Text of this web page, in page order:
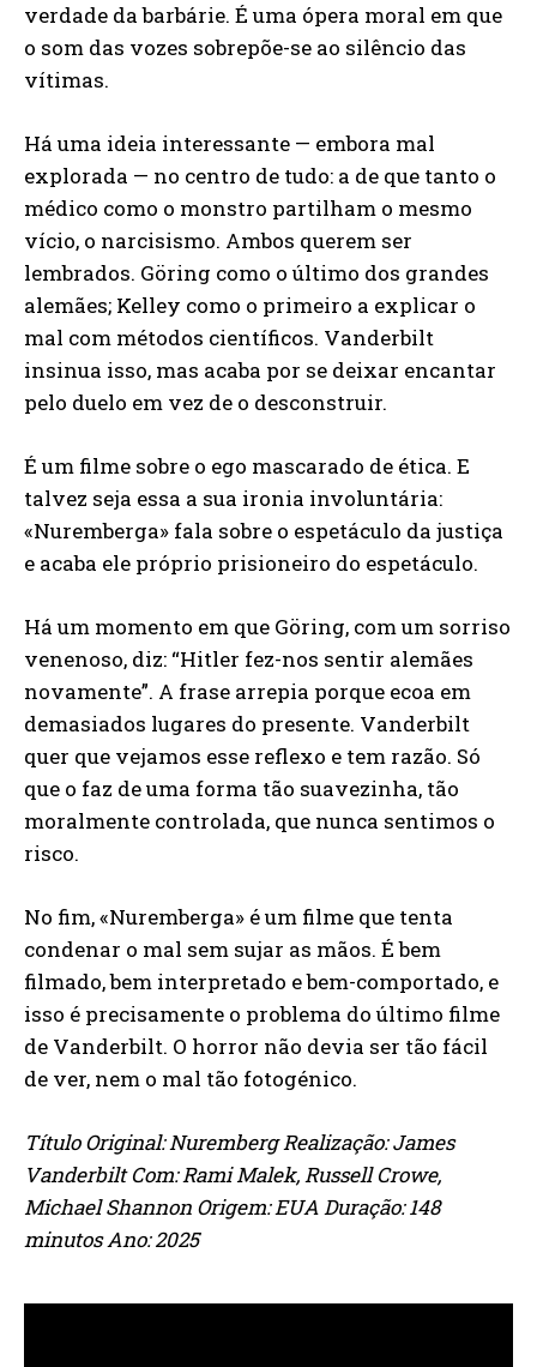
verdade da barbárie. É uma ópera moral em que
o som das vozes sobrepõe-se ao silêncio das
vítimas.
Há uma ideia interessante — embora mal
explorada — no centro de tudo: a de que tanto o
médico como o monstro partilham o mesmo
vício, o narcisismo. Ambos querem ser
lembrados. Göring como o último dos grandes
alemães; Kelley como o primeiro a explicar o
mal com métodos científicos. Vanderbilt
insinua isso, mas acaba por se deixar encantar
pelo duelo em vez de o desconstruir.
É um filme sobre o ego mascarado de ética. E
talvez seja essa a sua ironia involuntária:
«Nuremberga» fala sobre o espetáculo da justiça
e acaba ele próprio prisioneiro do espetáculo.
Há um momento em que Göring, com um sorriso
venenoso, diz: “Hitler fez-nos sentir alemães
novamente”. A frase arrepia porque ecoa em
demasiados lugares do presente. Vanderbilt
quer que vejamos esse reflexo e tem razão. Só
que o faz de uma forma tão suavezinha, tão
moralmente controlada, que nunca sentimos o
risco.
No fim, «Nuremberga» é um filme que tenta
condenar o mal sem sujar as mãos. É bem
filmado, bem interpretado e bem-comportado, e
isso é precisamente o problema do último filme
de Vanderbilt. O horror não devia ser tão fácil
de ver, nem o mal tão fotogénico.
Título Original: Nuremberg Realização: James
Vanderbilt Com: Rami Malek, Russell Crowe,
Michael Shannon Origem: EUA Duração: 148
minutos Ano: 2025